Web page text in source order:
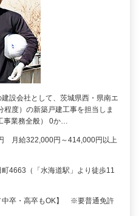
設会社として、茨城県西・県南エ
程度）の新築戸建工事を担当しま
事業務全般） 0か…
月給322,000円～414,000円以上
4663（「水海道駅」より徒歩11
中卒・高卒もOK】 ※要普通免許